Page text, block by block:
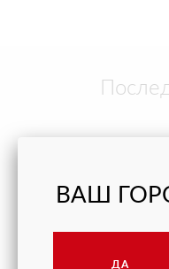
ВАШ
ДА